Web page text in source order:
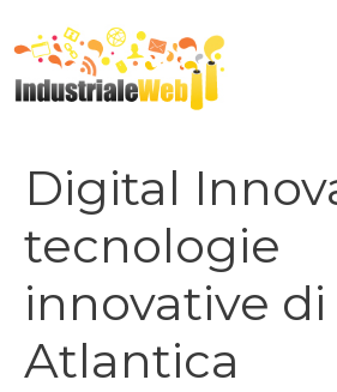
al
contenuto
Digital
tecnologie
innovative di
Atlantica